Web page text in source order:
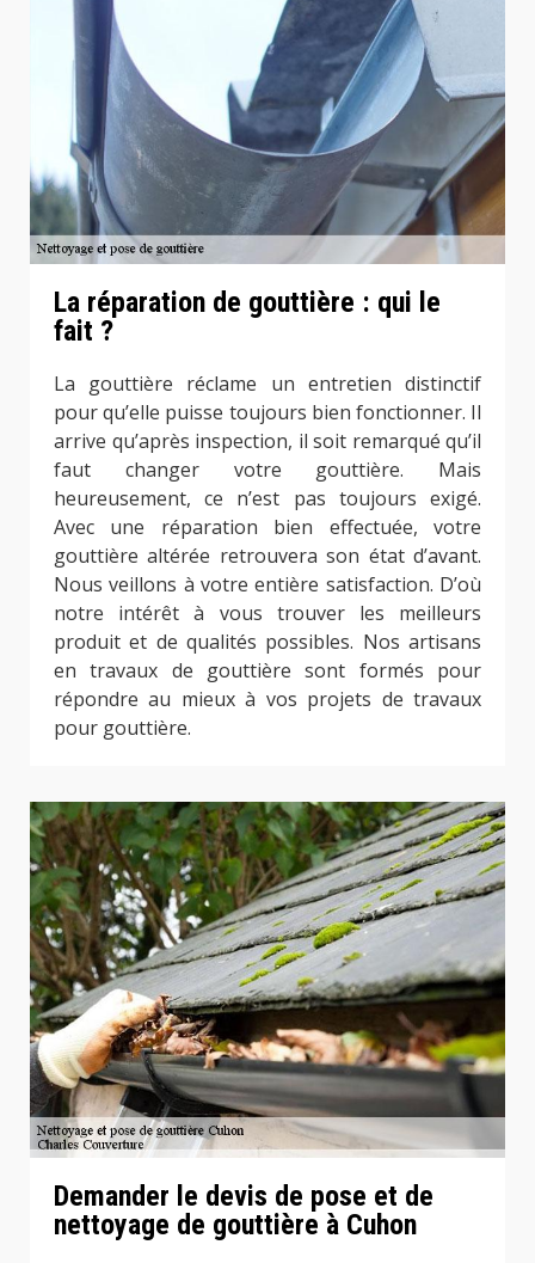
La réparation de gouttière : qui le
fait ?
La gouttière réclame un entretien distinctif
pour qu’elle puisse toujours bien fonctionner. Il
arrive qu’après inspection, il soit remarqué qu’il
faut changer votre gouttière. Mais
heureusement, ce n’est pas toujours exigé.
Avec une réparation bien effectuée, votre
gouttière altérée retrouvera son état d’avant.
Nous veillons à votre entière satisfaction. D’où
notre intérêt à vous trouver les meilleurs
produit et de qualités possibles. Nos artisans
en travaux de gouttière sont formés pour
répondre au mieux à vos projets de travaux
pour gouttière.
Demander le devis de pose et de
nettoyage de gouttière à Cuhon